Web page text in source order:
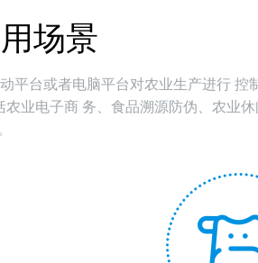
场景
平台或者电脑平台对农业生产进行 控
业电子商 务、食品溯源防伪、农业